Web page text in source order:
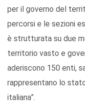
per il governo del
percorsi e le sezioni
è strutturata su due
territorio vasto e
aderiscono 150 enti,
rappresentano lo
italiana”.